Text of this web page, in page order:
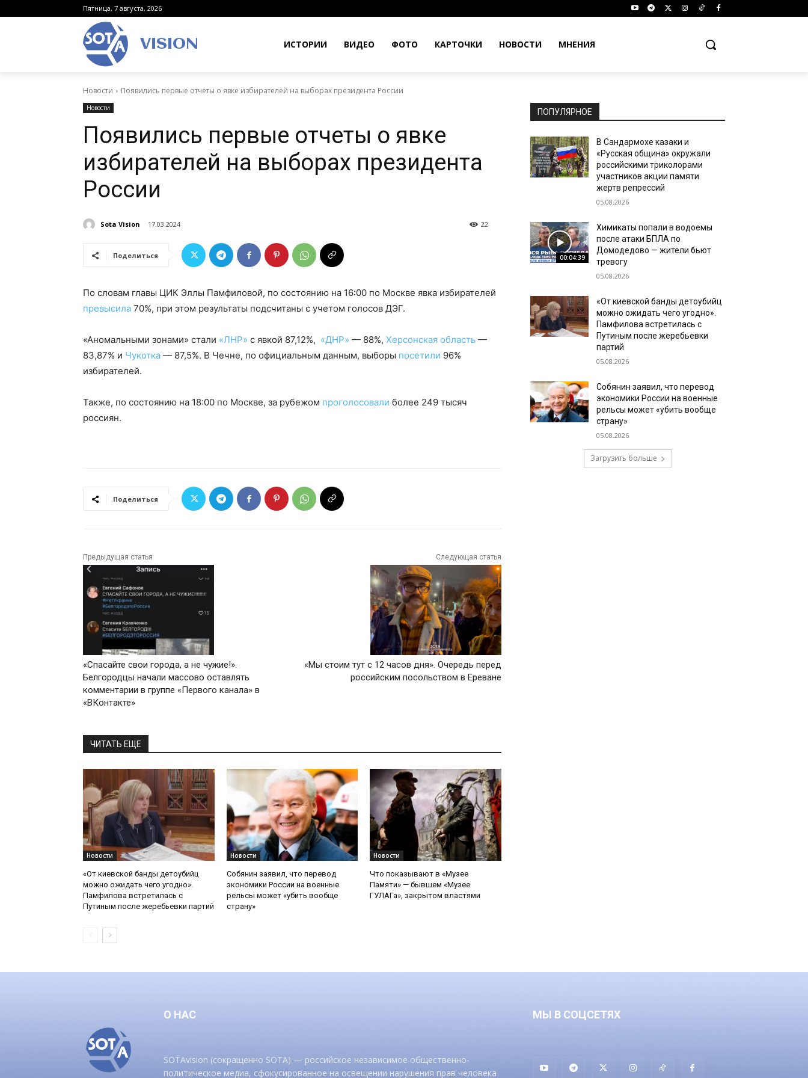
Пятница, 7 августа, 2026
VISION ИСТОРИИ ВИДЕО ФОТО КАРТОЧКИ НОВОСТИ МНЕНИЯ
Новости Появились первые отчеты о явке избирателей на выборах президента России
Новости
Появились первые отчеты о явке
избирателей на выборах президента
России
Sota Vision 17.03.2024 22
Поделиться
По словам главы ЦИК Эллы Памфиловой, по состоянию на 16:00 по Москве явка избирателей
превысила 70%, при этом результаты подсчитаны с учетом голосов ДЭГ.
«Аномальными зонами» стали «ЛНР» с явкой 87,12%, «ДНР» — 88%, Херсонская область —
83,87% и Чукотка — 87,5%. В Чечне, по официальным данным, выборы посетили 96%
избирателей.
Также, по состоянию на 18:00 по Москве, за рубежом проголосовали более 249 тысяч
россиян.
Поделиться
Предыдущая статья
«Спасайте свои города, а не чужие!».
Белгородцы начали массово оставлять
комментарии в группе «Первого канала» в
«ВКонтакте»
Следующая статья
«Мы стоим тут с 12 часов дня». Очередь перед
российским посольством в Ереване
ЧИТАТЬ ЕЩЕ
Новости
«От киевской банды детоубийц
можно ожидать чего угодно».
Памфилова встретилась с
Путиным после жеребьевки партий
Новости
Собянин заявил, что перевод
экономики России на военные
рельсы может «убить вообще
страну»
Новости
Что показывают в «Музее
Памяти» — бывшем «Музее
ГУЛАГа», закрытом властями
ПОПУЛЯРНОЕ
В Сандармохе казаки и
«Русская община» окружали
российскими триколорами
участников акции памяти
жертв репрессий
05.08.2026
00:04:39
Химикаты попали в водоемы
после атаки БПЛА по
Домодедово — жители бьют
тревогу
05.08.2026
«От киевской банды детоубийц
можно ожидать чего угодно».
Памфилова встретилась с
Путиным после жеребьевки
партий
05.08.2026
Собянин заявил, что перевод
экономики России на военные
рельсы может «убить вообще
страну»
05.08.2026
Загрузить больше
О НАС
SOTAvision (сокращенно SOTA) — российское независимое общественно-
политическое медиа, сфокусированное на освещении нарушения прав человека
МЫ В СОЦСЕТЯХ